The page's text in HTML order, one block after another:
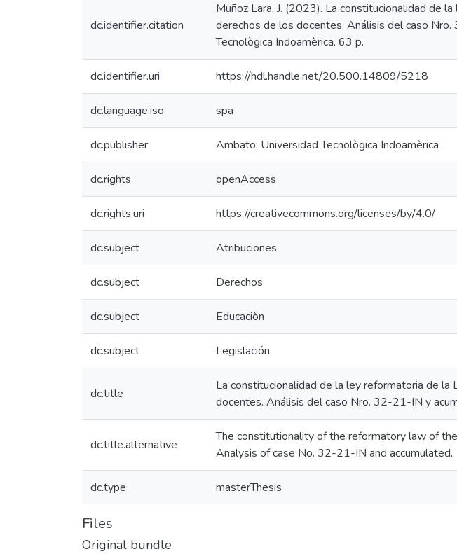
dc.identifier.citation
Muñoz Lara, J. (2023). La constitucionalidad de
derechos de los docentes. Análisis del caso
Tecnològica Indoamèrica. 63 p.
dc.identifier.uri https://hdl.handle.net/20.500.14809/5218
dc.language.iso spa
dc.publisher Ambato: Universidad Tecnològica Indoamèrica
dc.rights openAccess
dc.rights.uri https://creativecommons.org/licenses/by/4.0/
dc.subject Atribuciones
dc.subject Derechos
dc.subject Educaciòn
dc.subject Legislación
dc.title
La constitucionalidad de la ley reformatoria de
docentes. Análisis del caso Nro. 32-21-IN y
dc.title.alternative
The constitutionality of the reformatory law of
Analysis of case No. 32-21-IN and accumulated.
dc.type masterThesis
Files
Original bundle